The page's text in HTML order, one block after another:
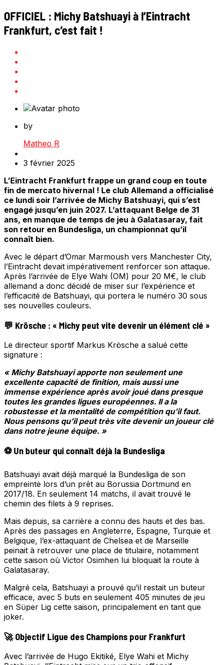
OFFICIEL : Michy Batshuayi à l’Eintracht
Frankfurt, c’est fait !
by
Matheo R
3 février 2025
L’Eintracht Frankfurt frappe un grand coup en toute
fin de mercato hivernal ! Le club Allemand a officialisé
ce lundi soir l’arrivée de Michy Batshuayi, qui s’est
engagé jusqu’en juin 2027. L’attaquant Belge de 31
ans, en manque de temps de jeu à Galatasaray, fait
son retour en Bundesliga, un championnat qu’il
connaît bien.
Avec le départ d’Omar Marmoush vers Manchester City,
l’Eintracht devait impérativement renforcer son attaque.
Après l’arrivée de Elye Wahi (OM) pour 20 M€, le club
allemand a donc décidé de miser sur l’expérience et
l’efficacité de Batshuayi, qui portera le numéro 30 sous
ses nouvelles couleurs.
💬 Krösche : « Michy peut vite devenir un élément clé »
Le directeur sportif Markus Krösche a salué cette
signature :
« Michy Batshuayi apporte non seulement une
excellente capacité de finition, mais aussi une
immense expérience après avoir joué dans presque
toutes les grandes ligues européennes. Il a la
robustesse et la mentalité de compétition qu’il faut.
Nous pensons qu’il peut très vite devenir un joueur clé
dans notre jeune équipe. »
⚽ Un buteur qui connaît déjà la Bundesliga
Batshuayi avait déjà marqué la Bundesliga de son
empreinte lors d’un prêt au Borussia Dortmund en
2017/18. En seulement 14 matchs, il avait trouvé le
chemin des filets à 9 reprises.
Mais depuis, sa carrière a connu des hauts et des bas.
Après des passages en Angleterre, Espagne, Turquie et
Belgique, l’ex-attaquant de Chelsea et de Marseille
peinait à retrouver une place de titulaire, notamment
cette saison où Victor Osimhen lui bloquait la route à
Galatasaray.
Malgré cela, Batshuayi a prouvé qu’il restait un buteur
efficace, avec 5 buts en seulement 405 minutes de jeu
en Süper Lig cette saison, principalement en tant que
joker.
🚀 Objectif Ligue des Champions pour Frankfurt
Avec l’arrivée de Hugo Ekitiké, Elye Wahi et Michy